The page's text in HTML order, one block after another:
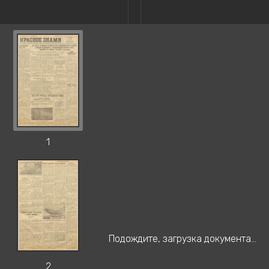
1
2
Подождите, загрузка документа...